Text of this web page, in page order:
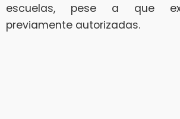
escuelas, pese a que
previamente autorizadas.